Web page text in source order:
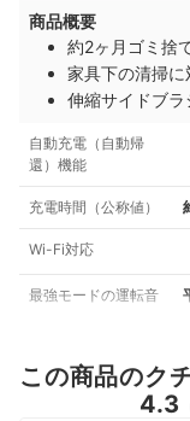
商品概要
約2ヶ月ゴミ捨
家具下の清掃
伸縮サイドブ
自動充電（自動帰
還）機能
充電時間（公称値）
Wi-Fi対応
最強モードの運転音
この商品のク
4.3